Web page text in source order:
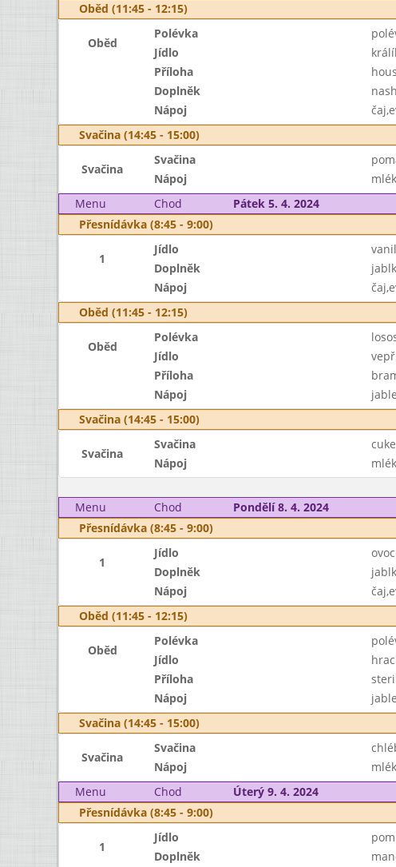
Oběd (11:45 - 12:15)
Oběd
Polévka
Jídlo
Příloha
Doplněk
Nápoj
Svačina (14:45 - 15:00)
Svačina
Svačina
Nápoj
Menu
Chod Pátek 5. 4. 2024
Přesnídávka (8:45 - 9:00)
1
Jídlo
Doplněk
Nápoj
Oběd (11:45 - 12:15)
Oběd
Polévka
Jídlo
Příloha
Nápoj
Svačina (14:45 - 15:00)
Svačina
Svačina
Nápoj
Menu
Chod Pondělí 8. 4. 2024
Přesnídávka (8:45 - 9:00)
1
Jídlo
Doplněk
Nápoj
Oběd (11:45 - 12:15)
Oběd
Polévka
Jídlo
Příloha
Nápoj
Svačina (14:45 - 15:00)
Svačina
Svačina
Nápoj
Menu
Chod Úterý 9. 4. 2024
Přesnídávka (8:45 - 9:00)
1
Jídlo
Doplněk